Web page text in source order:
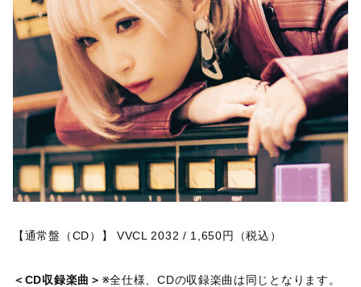
【通常盤（CD）】 VVCL 2032 / 1,650円（税込）
＜CD収録楽曲＞ ※全仕様、CDの収録楽曲は同じとなります。